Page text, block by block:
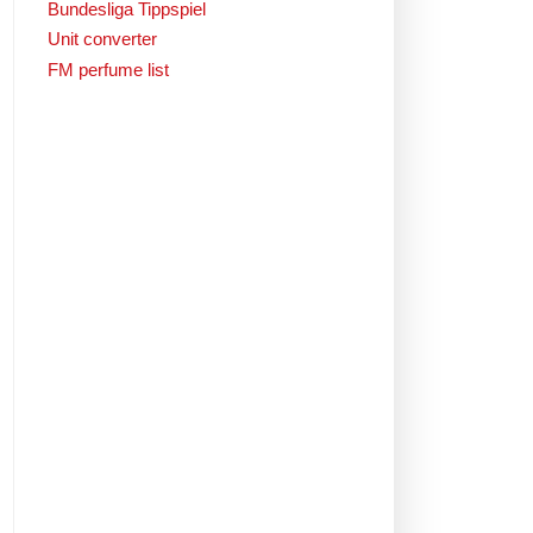
Bundesliga Tippspiel
Unit converter
FM perfume list